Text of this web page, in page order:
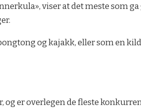
viser at det meste som
og kajakk, eller som en
er overlegen de fleste